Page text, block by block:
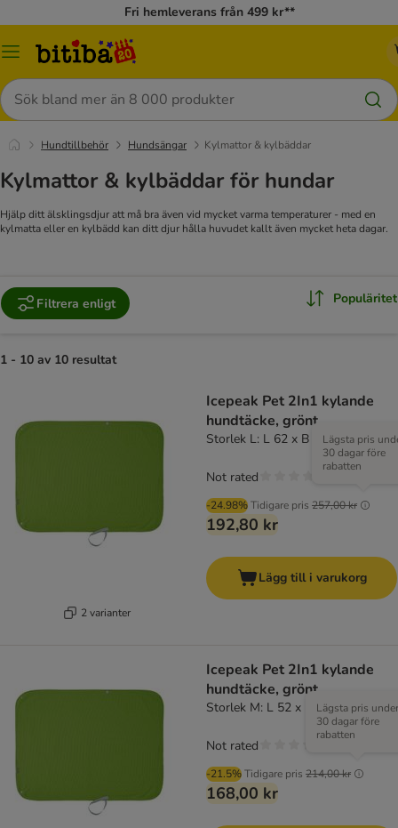
Fri hemleverans från 499 kr**
Meny
Sök
Hundtillbehör Hundsängar Kylmattor & kylbäddar
Kylmattor & kylbäddar för hundar
Hjälp ditt älsklingsdjur att må bra även vid mycket varma temperaturer - med en
kylmatta eller en kylbädd kan ditt djur hålla huvudet kallt även mycket heta dagar.
Filtrera enligt Populäritet
1 - 10 av 10 resultat
2 varianter
Icepeak Pet 2In1 kylande
hundtäcke, grönt
Storlek L: L 62 x B 84 cm
-24.98%Tidigare pris 257,00 kr
Lägsta pris
30 dagar före
rabatten
192,80 kr
Not rated
Lägg till i varukorg
Icepeak Pet 2In1 kylande
hundtäcke, grönt
Storlek M: L 52 x B 62 cm
-21.5%Tidigare pris 214,00 kr
Lägsta pris under
30 dagar före
rabatten
168,00 kr
Not rated